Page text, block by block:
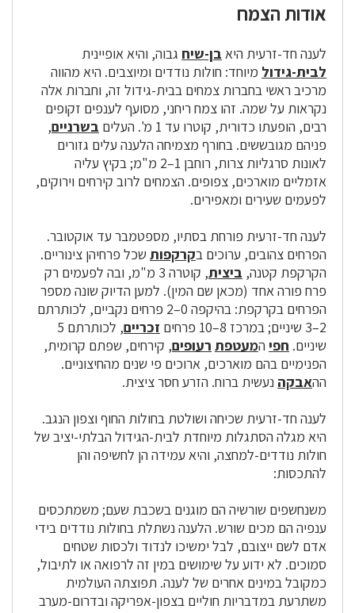
אודות הצמח
לענה חד-זרעית היא בן-שיח גבוה, והיא אופיינית
לבית-גידול מיוחד: חולות נודדים ומיוצבים. היא מהווה
מרכיב ראשי בחברות צמחים בבית-גידול זה, וחברות אלה
נקראות על שמה. זהו צמח ריחני, מסועף לענפים זקופים
רבים, הופעתו כדורית, קוטרו עד 1 מ'. העלים
בשרניים,
פניהם מגובששים. בחורף מצמיחה הלענה עלים גזורים
לאונות סרגליות צרות, רוחבן 1–2 מ"מ; בקיץ עליה
אזמליים מוארכים, צפופים. הצמחים לרוב קירחים וירוקים,
לפעמים שעירים ומאפירים.
לענה חד-זרעית פורחת בסתיו, מספטמבר עד אוקטובר.
הפרחים צהובים, ערוכים בקרקפות שכל פרחיהן צינוריים.
הקרקפת קטנה, ביצית
, קוטרה 3 מ"מ, ובה לפעמים רק
פרח פורה אחד (מכאן שם המין). למען הדיוק שונה מספר
הפרחים בקרקפת: בהיקפה 0–2 פרחים נקביים, לכותרתם
2–3 שיניים; במרכז 8–10 פרחים
זכריים
, לכותרתם 5
שיניים. חפי המעטפת רעופים, קירחים, שפתם קרומית,
הפנימיים בהם מוארכים, ארוכים פי שנים מהחיצוניים.
ההאבקה נעשית ברוח. הזרע חסר ציצית.
לענה חד-זרעית שכיחה ושולטת בחולות החוף וצפון הנגב.
היא מגלה הסתגלות מיוחדת לבית-הגידול הבלתי-יציב של
חולות נודדים-למחצה, והיא עמידה הן לחשיפה והן
להתכסות:
משנחשפים שורשיה הם מוגנים בשכבת שעם; משמתכסים
ענפיה הם מכים שורש. הלענה נשתלת בחולות נודדים בידי
אדם לשם ייצובם, לבל ימשיכו לנדוד ולכסות שטחים
סמוכים. לא ידוע על שימושים במין זה לרפואה או לתיבול,
כמקובל במינים אחרים של לענה. תפוצתה העולמית
משתרעת במדבריות חוליים בצפון-אפריקה ובדרום-מערב